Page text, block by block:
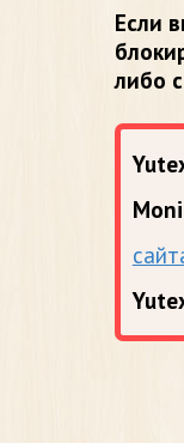
Если
либо